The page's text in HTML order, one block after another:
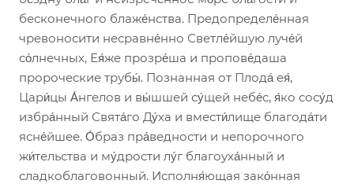
бесконечного блаже́нства. Предопределе́нная
чревоносити несравне́нно Светле́йшую луче́й
со́лнечных, Ея́же прозре́ша и пропове́даша
пророческие трубы́. Познанная от Плода́ ея́,
Цари́цы А́нгелов и вы́шшей су́щей небе́с, я́ко сосу́д
избра́нный Свята́го Ду́ха и вмести́лище благода́ти
ясне́йшее. О́браз пра́ведности и непорочного
жи́тельства и му́дрости лу́г благоуха́нный и
сладкоблаговонный. Исполня́ющая зако́нная